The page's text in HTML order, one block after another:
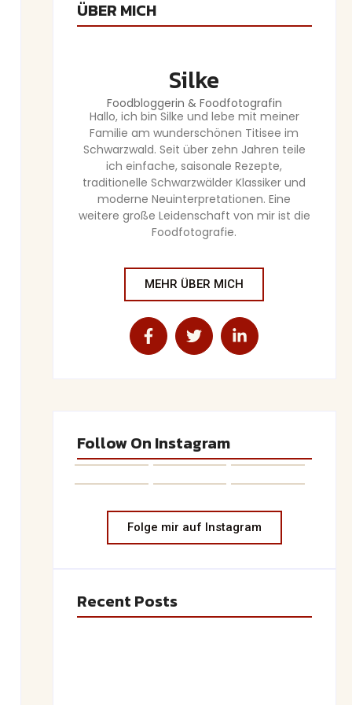
ÜBER MICH
Silke
Foodbloggerin & Foodfotografin
Hallo, ich bin Silke und lebe mit meiner
Familie am wunderschönen Titisee im
Schwarzwald. Seit über zehn Jahren teile
ich einfache, saisonale Rezepte,
traditionelle Schwarzwälder Klassiker und
moderne Neuinterpretationen. Eine
weitere große Leidenschaft von mir ist die
Foodfotografie.
MEHR ÜBER MICH
Follow On Instagram
Folge mir auf Instagram
Recent Posts